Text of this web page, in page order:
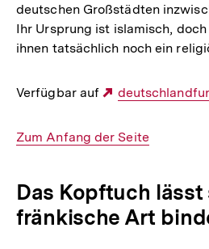
deutschen Großstädten
Ihr Ursprung ist islamisch,
ihnen tatsächlich noch ein
Verfügbar auf
Externer
Interner
Zum Anfang der Seite
Das Kopftuch
fränkische Art